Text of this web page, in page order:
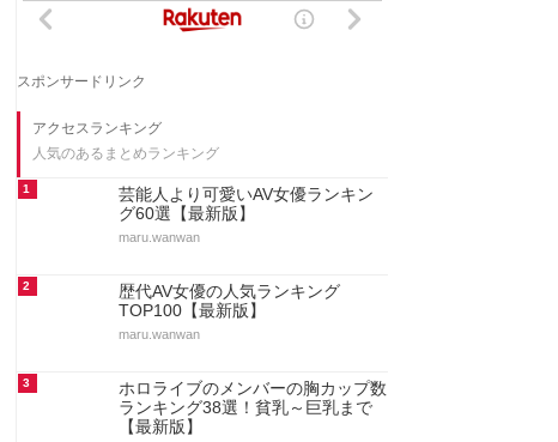
スポンサードリンク
アクセスランキング
人気のあるまとめランキング
1
芸能人より可愛いAV女優ランキン
グ60選【最新版】
maru.wanwan
2
歴代AV女優の人気ランキング
TOP100【最新版】
maru.wanwan
3
ホロライブのメンバーの胸カップ数
ランキング38選！貧乳～巨乳まで
【最新版】